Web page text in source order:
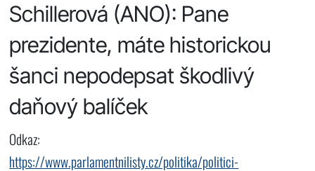
Schillerová (ANO): Pane
prezidente, máte historickou
šanci nepodepsat škodlivý
daňový balíček
Odkaz:
https://www.parlamentnilisty.cz/politika/politici-